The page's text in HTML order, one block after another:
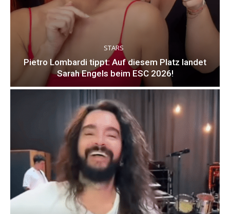
STARS
Pietro Lombardi tippt: Auf diesem Platz landet
Sarah Engels beim ESC 2026!